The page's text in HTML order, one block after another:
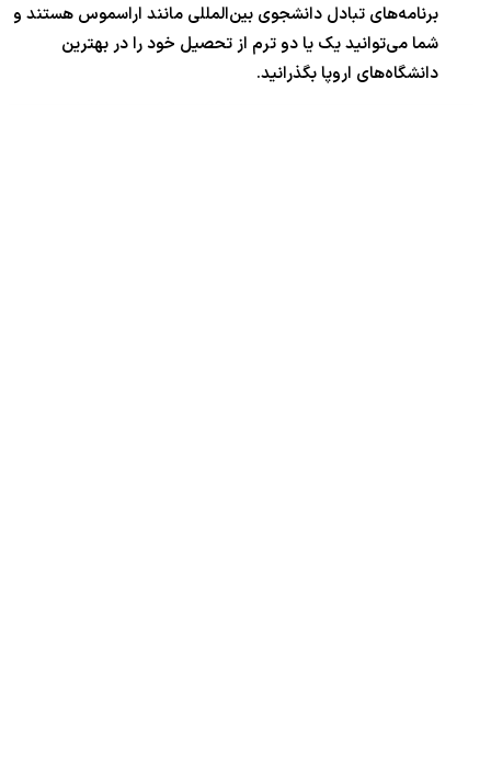
برنامه‌های تبادل دانشجوی بین‌المللی مانند اراسموس هستند و
شما می‌توانید یک یا دو ترم از تحصیل خود را در بهترین
دانشگاه‌های اروپا بگذرانید.